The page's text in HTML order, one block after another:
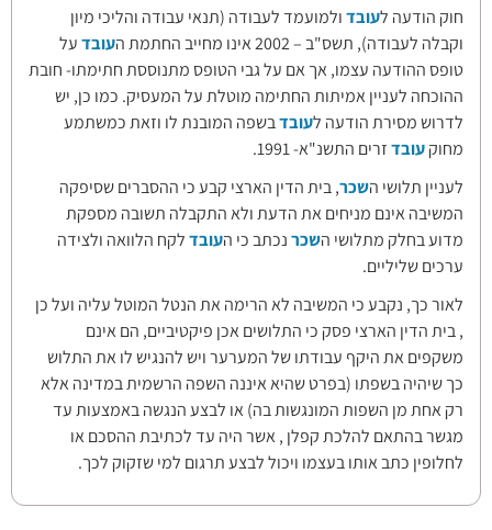
חוק הודעה ל עובדולמועמד לעבודה (תנאי עבודה והליכי מיון
וקבלה לעבודה), תשס"ב – 2002 אינו מחייב החתמת ה
עובדעל
טופס ההודעה עצמו, אך אם על גבי הטופס מתנוססת חתימתו- חובת
ההוכחה לעניין אמיתות החתימה מוטלת על המעסיק. כמו כן, יש
לדרוש מסירת הודעה ל עובדבשפה המובנת לו וזאת כמשתמע
מחוקעובדזרים התשנ"א- 1991.
לעניין תלושי ה שכר, בית הדין הארצי קבע כי ההסברים שסיפקה
המשיבה אינם מניחים את הדעת ולא התקבלה תשובה מספקת
מדוע בחלק מתלושי ה שכרנכתב כי ה עובדלקח הלוואה ולצידה
ערכים שליליים.
לאור כך, נקבע כי המשיבה לא הרימה את הנטל המוטל עליה ועל כן
, בית הדין הארצי פסק כי התלושים אכן פיקטיביים, הם אינם
משקפים את היקף עבודתו של המערער ויש להנגיש לו את התלוש
כך שיהיה בשפתו (בפרט שהיא איננה השפה הרשמית במדינה אלא
רק אחת מן השפות המונגשות בה) או לבצע הנגשה באמצעות עד
מגשר בהתאם להלכת קפלן , אשר היה עד לכתיבת ההסכם או
לחלופין כתב אותו בעצמו ויכול לבצע תרגום למי שזקוק לכך.